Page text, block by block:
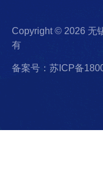
Copyright © 2026 无
有
备案号：苏ICP备